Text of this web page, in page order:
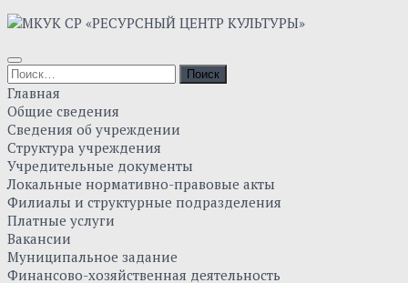
Главная
Общие сведения
Сведения об учреждении
Структура учреждения
Учредительные документы
Локальные нормативно-правовые акты
Филиалы и структурные подразделения
Платные услуги
Вакансии
Муниципальное задание
Финансово-хозяйственная деятельность